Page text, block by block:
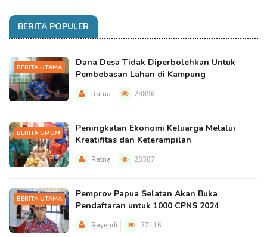
BERITA POPULER
BERITA UTAMA
Dana Desa Tidak Diperbolehkan Untuk
Pembebasan Lahan di Kampung
Ratna 28896
BERITA UMUM
Peningkatan Ekonomi Keluarga Melalui
Kreatifitas dan Keterampilan
Ratna 28307
BERITA UTAMA
Pemprov Papua Selatan Akan Buka
Pendaftaran untuk 1000 CPNS 2024
Rayendi 27116